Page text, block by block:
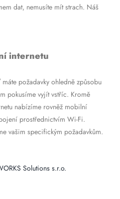
dat, nemusíte mít strach. Náš
internetu
požadavky ohledně způsobu
pokusíme vyjít vstříc. Kromě
nabízíme rovněž mobilní
prostřednictvím Wi-Fi.
vašim specifickým požadavkům.
Solutions s.r.o.